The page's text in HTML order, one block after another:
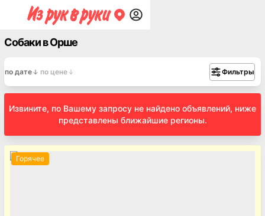
Собаки в Орше
по дате по цене Фильтры
Извините, по Вашему запросу не найдено объявлений, ниже
представлены ближайшие регионы.
Горячее